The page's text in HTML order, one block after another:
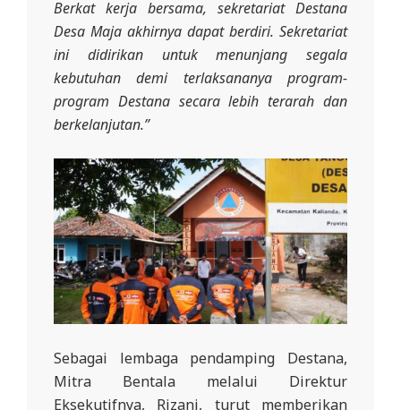
Berkat kerja bersama, sekretariat Destana
Desa Maja akhirnya dapat berdiri. Sekretariat
ini didirikan untuk menunjang segala
kebutuhan demi terlaksananya program-
program Destana secara lebih terarah dan
berkelanjutan.”
Sebagai lembaga pendamping Destana,
Mitra Bentala melalui Direktur
Eksekutifnya, Rizani, turut memberikan